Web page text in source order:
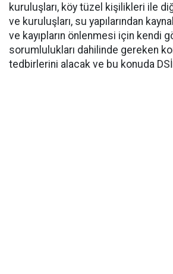
kuruluşları, köy tüzel kişilikleri ile
ve kuruluşları, su yapılarından
ve kayıpların önlenmesi için kendi
sorumlulukları dahilinde gereken
tedbirlerini alacak ve bu konuda